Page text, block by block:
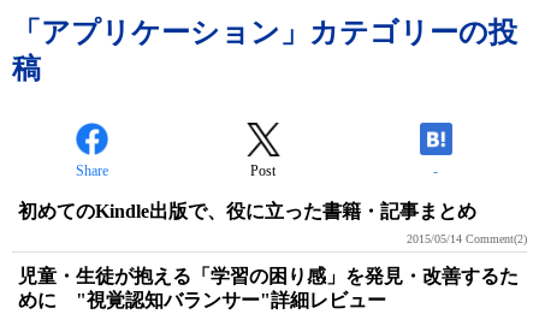
「アプリケーション」カテゴリーの投
稿
Share Post -
初めてのKindle出版で、役に立った書籍・記事まとめ
2015/05/14 Comment(2)
児童・生徒が抱える「学習の困り感」を発見・改善するた
めに "視覚認知バランサー"詳細レビュー